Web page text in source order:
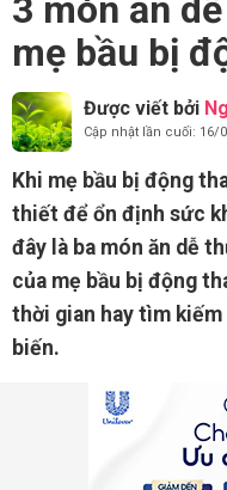
3 món ăn
mẹ bầu bị
Được viết bởi
Cập nhật lần cuối: 16/
Khi mẹ bầu bị động
thiết để ổn định sức
đây là ba món ăn dễ
của mẹ bầu bị động
thời gian hay tìm
biến.